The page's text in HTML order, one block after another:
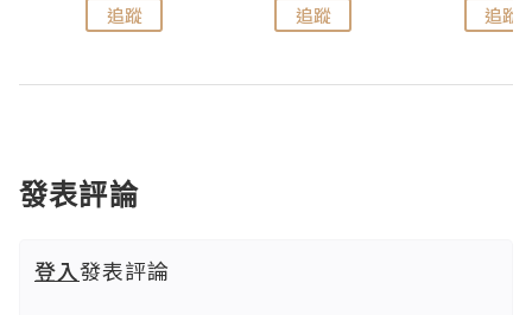
追蹤 追蹤 追蹤
發表評論
登入發表評論